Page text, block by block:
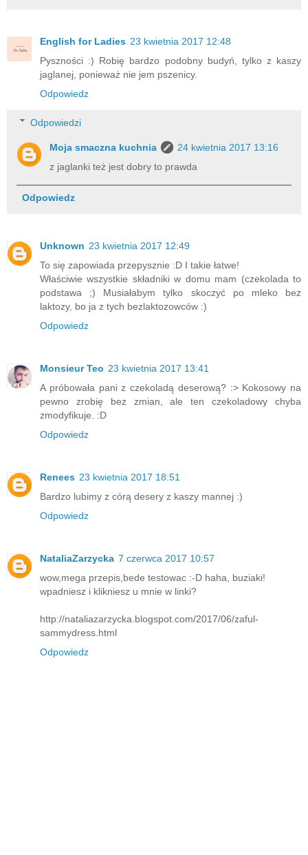
English for Ladies 23 kwietnia 2017 12:48
Pyszności :) Robię bardzo podobny budyń, tylko z kaszy
jaglanej, ponieważ nie jem pszenicy.
Odpowiedz
Odpowiedzi
Moja smaczna kuchnia
24 kwietnia 2017 13:16
z jaglanki też jest dobry to prawda
Odpowiedz
Unknown 23 kwietnia 2017 12:49
To się zapowiada przepysznie :D I takie łatwe!
Właściwie wszystkie składniki w domu mam (czekolada to
podstawa ;) Musiałabym tylko skoczyć po mleko bez
laktozy, bo ja z tych bezlaktozowców :)
Odpowiedz
Monsieur Teo 23 kwietnia 2017 13:41
A próbowała pani z czekoladą deserową? :> Kokosowy na
pewno zrobię bez zmian, ale ten czekoladowy chyba
zmodyfikuje. :D
Odpowiedz
Renees 23 kwietnia 2017 18:51
Bardzo lubimy z córą desery z kaszy mannej :)
Odpowiedz
NataliaZarzycka 7 czerwca 2017 10:57
wow,mega przepis,bede testowac :-D haha, buziaki!
wpadniesz i klikniesz u mnie w linki?
http://nataliazarzycka.blogspot.com/2017/06/zaful-
sammydress.html
Odpowiedz